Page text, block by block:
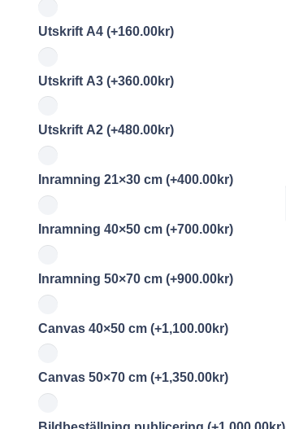
Utskrift A4 (+160.00kr)
Utskrift A3 (+360.00kr)
Utskrift A2 (+480.00kr)
Inramning 21×30 cm (+400.00kr)
Inramning 40×50 cm (+700.00kr)
Inramning 50×70 cm (+900.00kr)
Canvas 40×50 cm (+1,100.00kr)
Canvas 50×70 cm (+1,350.00kr)